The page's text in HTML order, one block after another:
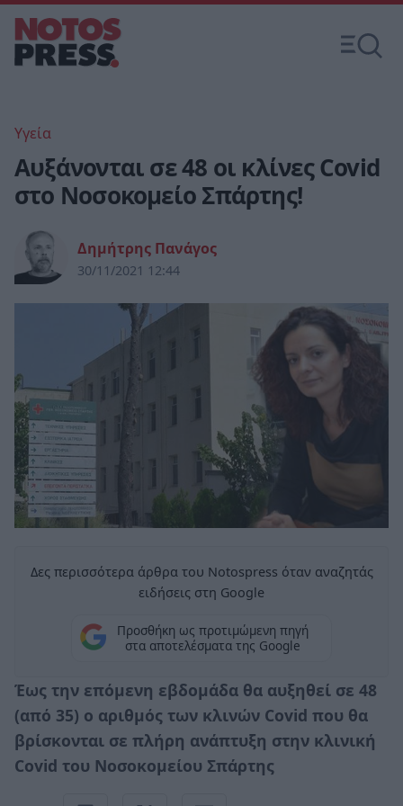
Υγεία
Αυξάνονται σε 48 οι κλίνες Covid
στο Νοσοκομείο Σπάρτης!
Δημήτρης Πανάγος
30/11/2021 12:44
Δες περισσότερα άρθρα του Notospress όταν αναζητάς
ειδήσεις στη Google
Προσθήκη ως προτιμώμενη πηγή
στα αποτελέσματα της Google
Έως την επόμενη εβδομάδα θα αυξηθεί σε 48
(από 35) ο αριθμός των κλινών Covid που θα
βρίσκονται σε πλήρη ανάπτυξη στην κλινική
Covid του Νοσοκομείου Σπάρτης